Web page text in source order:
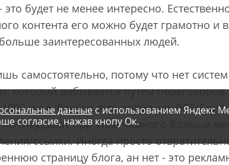
будет не менее интересно.
контента его можно будет грамотно и
заинтересованных людей.
самостоятельно, потому что нет
который добывается путем
и т.д. баксов, в то время как РСЯ/
откушают при этом намного больше
ссылки. Иногда просто
страницу блога, ан нет - это
данныес использованием Яндекс
согласие, нажав кнопу Ок.